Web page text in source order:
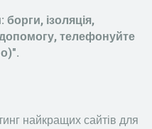
борги, ізоляція,
телефонуйте
найкращих сайтів для